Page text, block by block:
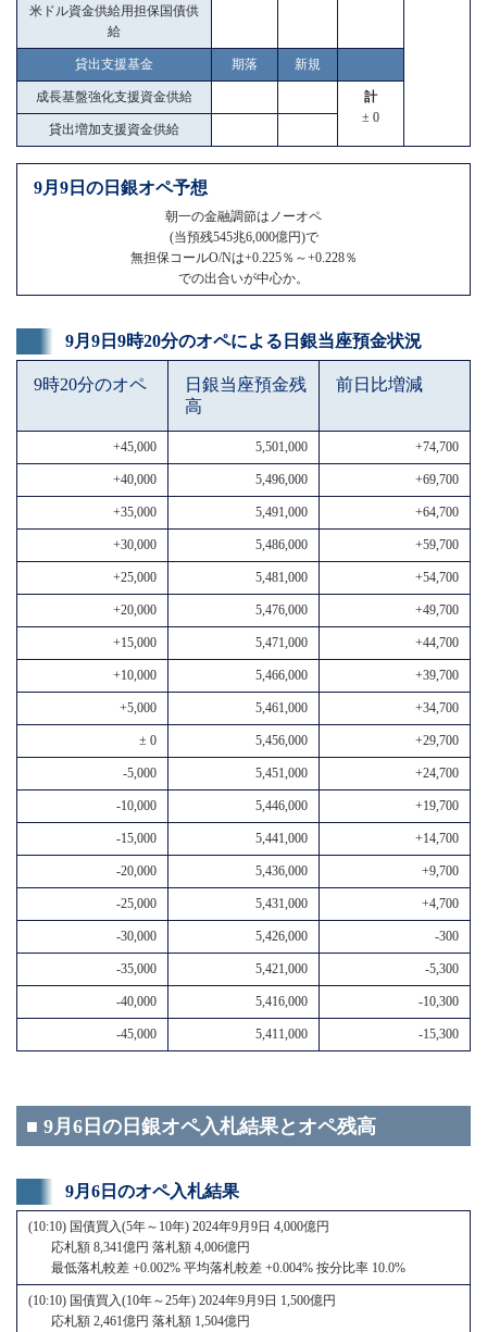
米ドル資金供給用担保国債供
給
貸出支援基金 期落 新規
成長基盤強化支援資金供給
計
± 0
貸出増加支援資金供給
9月9日の日銀オペ予想
朝一の金融調節はノーオペ
(当預残545兆6,000億円)で
無担保コールO/Nは+0.225％～+0.228％
での出合いが中心か。
9月9日9時20分のオペによる日銀当座預金状況
9時20分のオペ
日銀当座預金残
高
前日比増減
+45,000 5,501,000 +74,700
+40,000 5,496,000 +69,700
+35,000 5,491,000 +64,700
+30,000 5,486,000 +59,700
+25,000 5,481,000 +54,700
+20,000 5,476,000 +49,700
+15,000 5,471,000 +44,700
+10,000 5,466,000 +39,700
+5,000 5,461,000 +34,700
± 0 5,456,000 +29,700
-5,000 5,451,000 +24,700
-10,000 5,446,000 +19,700
-15,000 5,441,000 +14,700
-20,000 5,436,000 +9,700
-25,000 5,431,000 +4,700
-30,000 5,426,000 -300
-35,000 5,421,000 -5,300
-40,000 5,416,000 -10,300
-45,000 5,411,000 -15,300
■ 9月6日の日銀オペ入札結果とオペ残高
9月6日のオペ入札結果
(10:10) 国債買入(5年～10年) 2024年9月9日 4,000億円
応札額 8,341億円 落札額 4,006億円
最低落札較差 +0.002% 平均落札較差 +0.004% 按分比率 10.0%
(10:10) 国債買入(10年～25年) 2024年9月9日 1,500億円
応札額 2,461億円 落札額 1,504億円